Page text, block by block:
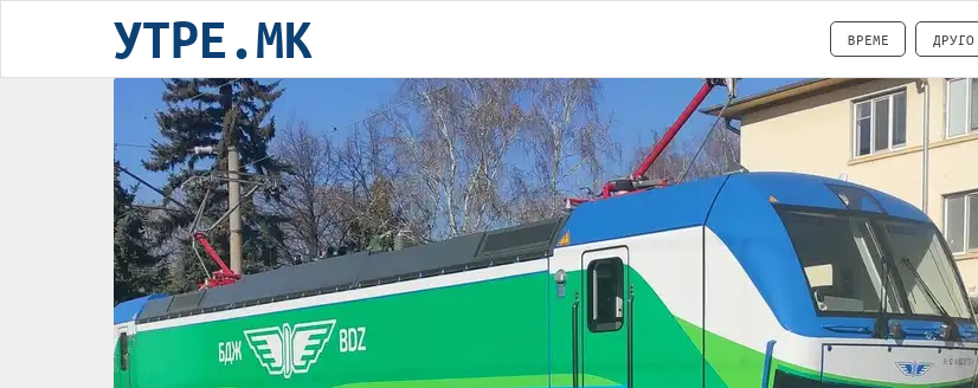
УТРЕ.MK ВРЕМЕ ДРУГО